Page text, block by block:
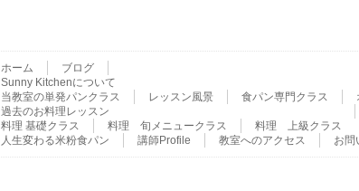
ホーム
ブログ
Sunny Kitchenについて
当教室の単発パンクラス
レッスン風景 食パン専門クラス
過去のお料理レッスン
料理 基礎クラス
料理 旬メニュークラス 料理 上級クラス
人生変わる米粉食パン 講師Profile 教室へのアクセス お問